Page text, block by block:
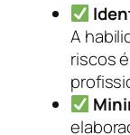
A
riscos